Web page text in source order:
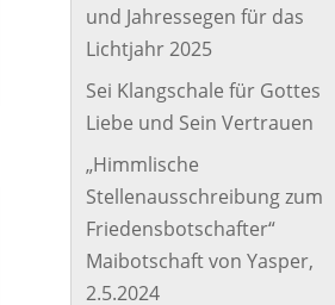
und Jahressegen für das
Lichtjahr 2025
Sei Klangschale für Gottes
Liebe und Sein Vertrauen
„Himmlische
Stellenausschreibung zum
Friedensbotschafter“
Maibotschaft von Yasper,
2.5.2024